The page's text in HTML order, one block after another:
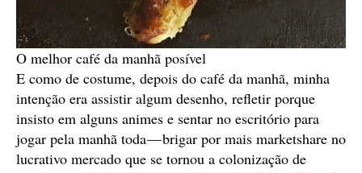
O melhor café da manhã posível
E como de costume, depois do café da manhã, minha
intenção era assistir algum desenho, refletir porque
insisto em alguns animes e sentar no escritório para
jogar pela manhã toda — brigar por mais marketshare no
lucrativo mercado que se tornou a colonização de